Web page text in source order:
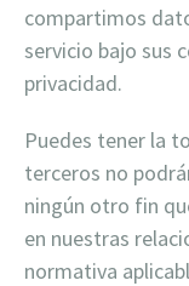
compartimos
servicio bajo sus
privacidad.
Puedes tener la
terceros no
ningún otro fin
en nuestras
normativa